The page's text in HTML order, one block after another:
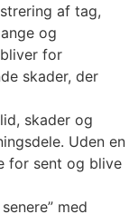
af tag,
og
for
skader, der
skader og
Uden en
for sent og blive
med